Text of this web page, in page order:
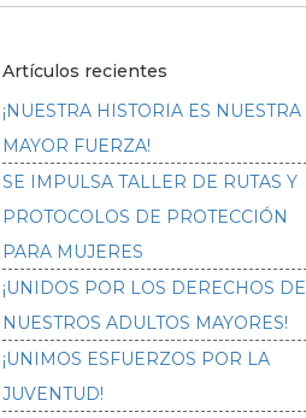
Artículos recientes
¡NUESTRA HISTORIA ES NUESTRA
MAYOR FUERZA!
SE IMPULSA TALLER DE RUTAS Y
PROTOCOLOS DE PROTECCIÓN
PARA MUJERES
¡UNIDOS POR LOS DERECHOS DE
NUESTROS ADULTOS MAYORES!
¡UNIMOS ESFUERZOS POR LA
JUVENTUD!